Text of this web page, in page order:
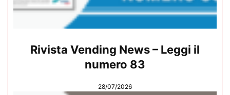
Rivista Vending News – Leggi il
numero 83
28/07/2026